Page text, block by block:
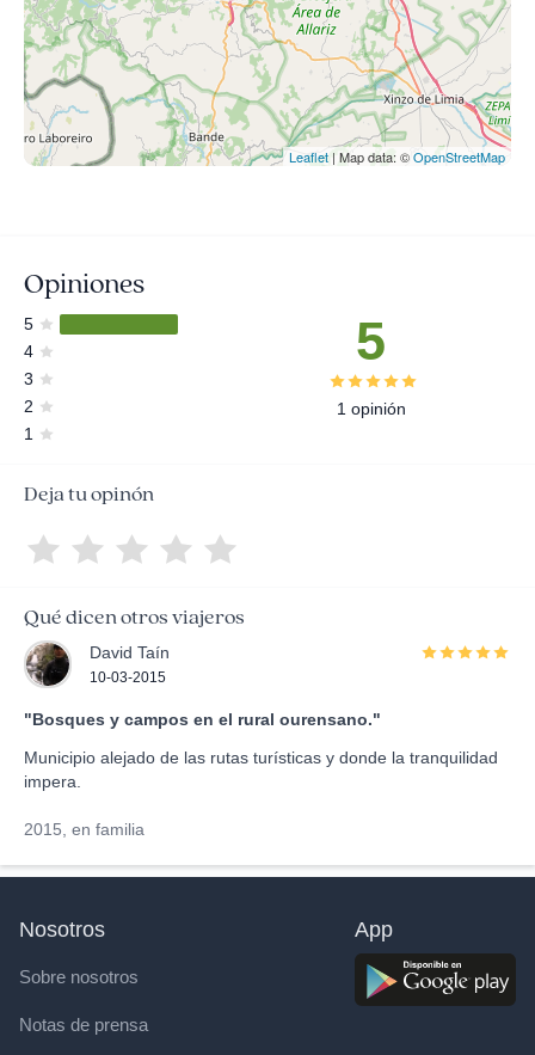
Leaflet | Map data: ©OpenStreetMap
Opiniones
5
4
3
2
1
5
1 opinión
Deja tu opinón
Qué dicen otros viajeros
David Taín
10-03-2015
"Bosques y campos en el rural ourensano."
Municipio alejado de las rutas turísticas y donde la tranquilidad
impera.
2015, en familia
Nosotros
Sobre nosotros
Notas de prensa
App